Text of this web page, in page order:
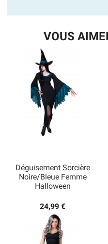
VOUS
Déguisement Sorcière
Noire/Bleue Femme
Halloween
24,99 €